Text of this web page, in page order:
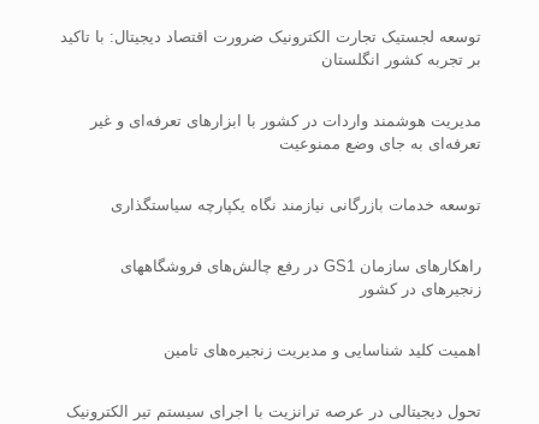
توسعه لجستیک تجارت الکترونیک ضرورت اقتصاد دیجیتال: با تاکید
بر تجربه کشور انگلستان
مدیریت هوشمند واردات در کشور با ابزارهای تعرفه‌ای و غیر
تعرفه‌ای به جای وضع ممنوعیت‌
توسعه خدمات بازرگانی نیازمند نگاه یکپارچه سیاستگذاری
راهکارهای سازمان GS1 در رفع چالش‌های فروشگاه‎های
زنجیره‎ای در کشور
اهمیت کلید شناسایی و مدیریت زنجیره‌های تامین
تحول دیجیتالی در عرصه ترانزیت با اجرای سیستم تیر الکترونیک